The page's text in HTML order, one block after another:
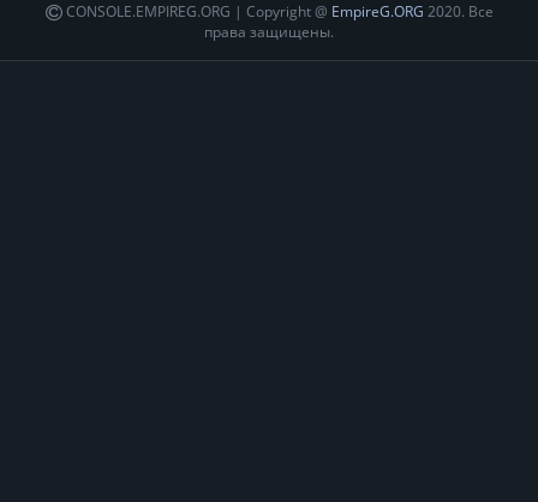
CONSOLE.EMPIREG.ORG | Copyright @ EmpireG.ORG 2020. Все
права защищены.